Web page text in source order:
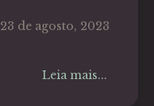
23 de agosto, 2023
Leia mais...